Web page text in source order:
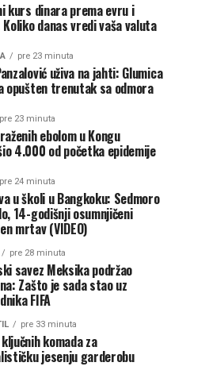
kurs dinara prema evru i
danas vredi vaša valuta
pre 23 minuta
uživa na jahti: Glumica
opušten trenutak sa odmora
pre 23 minuta
ebolom u Kongu
4.000 od početka epidemije
pre 24 minuta
u školi u Bangkoku: Sedmoro
14-godišnji osumnjičeni
mrtav (VIDEO)
pre 28 minuta
savez Meksika podržao
Zašto je sada stao uz
FIFA
pre 33 minuta
komada za
jesenju garderobu